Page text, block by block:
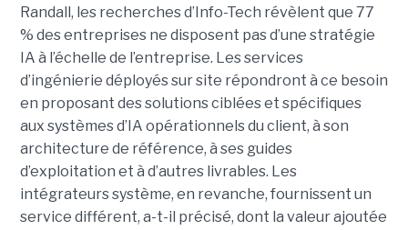
Randall, les recherches d’Info-Tech révèlent que 77
% des entreprises ne disposent pas d’une stratégie
IA à l’échelle de l’entreprise. Les services
d’ingénierie déployés sur site répondront à ce besoin
en proposant des solutions ciblées et spécifiques
aux systèmes d’IA opérationnels du client, à son
architecture de référence, à ses guides
d’exploitation et à d’autres livrables. Les
intégrateurs système, en revanche, fournissent un
service différent, a-t-il précisé, dont la valeur ajoutée